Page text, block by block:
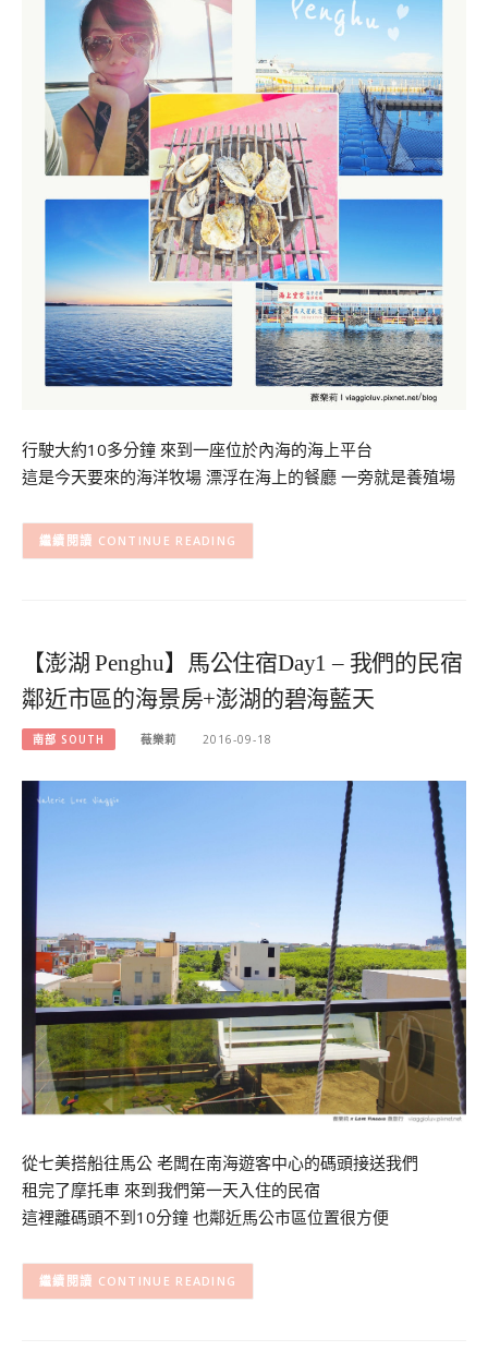
行駛大約10多分鐘 來到一座位於內海的海上平台
這是今天要來的海洋牧場 漂浮在海上的餐廳 一旁就是養殖場
CONTINUE READING
【澎湖 Penghu】馬公住宿Day1 – 我們的民宿
鄰近市區的海景房+澎湖的碧海藍天
南部 SOUTH 薇樂莉 2016-09-18
從七美搭船往馬公 老闆在南海遊客中心的碼頭接送我們
租完了摩托車 來到我們第一天入住的民宿
這裡離碼頭不到10分鐘 也鄰近馬公市區位置很方便
CONTINUE READING